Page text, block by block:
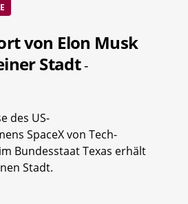
von Elon Musk
Stadt-
des US-
SpaceX von Tech-
Bundesstaat Texas erhält
Stadt.